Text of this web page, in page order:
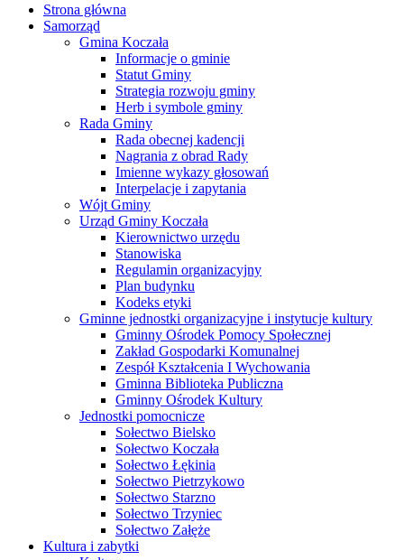
Strona główna
Samorząd
Gmina Koczała
Informacje o gminie
Statut Gminy
Strategia rozwoju gminy
Herb i symbole gminy
Rada Gminy
Rada obecnej kadencji
Nagrania z obrad Rady
Imienne wykazy głosowań
Interpelacje i zapytania
Wójt Gminy
Urząd Gminy Koczała
Kierownictwo urzędu
Stanowiska
Regulamin organizacyjny
Plan budynku
Kodeks etyki
Gminne jednostki organizacyjne i instytucje kultury
Gminny Ośrodek Pomocy Społecznej
Zakład Gospodarki Komunalnej
Zespół Kształcenia I Wychowania
Gminna Biblioteka Publiczna
Gminny Ośrodek Kultury
Jednostki pomocnicze
Sołectwo Bielsko
Sołectwo Koczała
Sołectwo Łękinia
Sołectwo Pietrzykowo
Sołectwo Starzno
Sołectwo Trzyniec
Sołectwo Załęże
Kultura i zabytki